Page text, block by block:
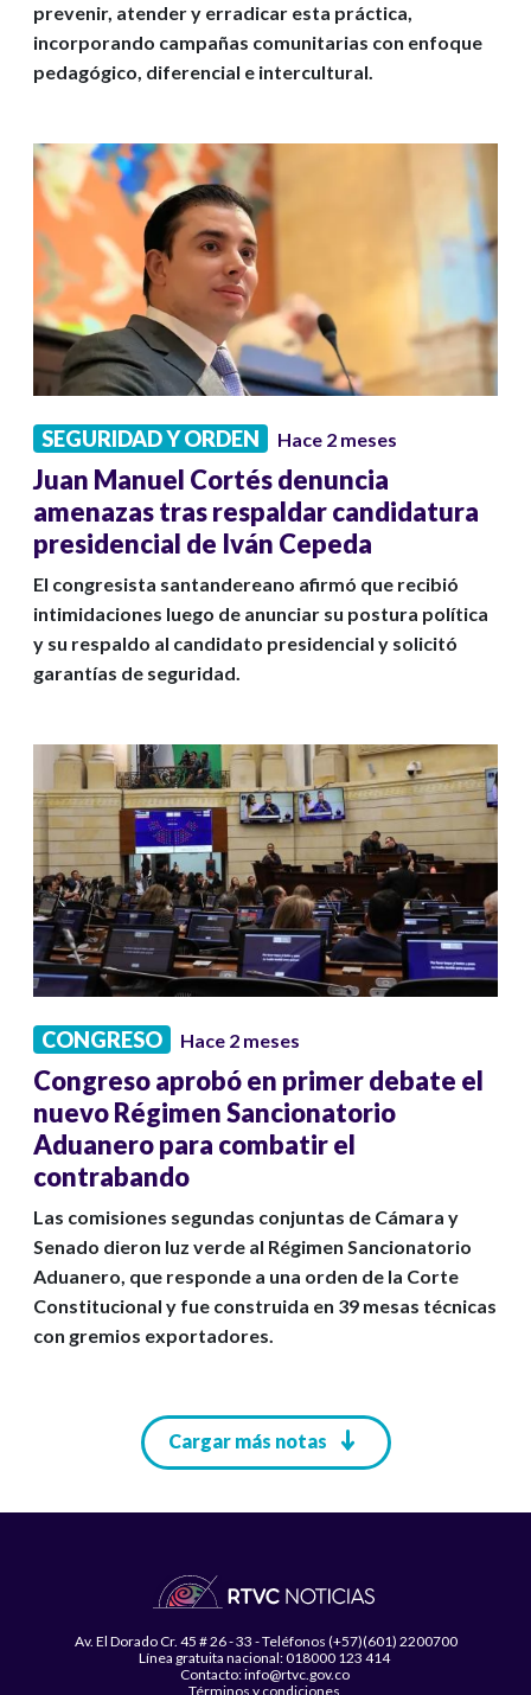
prevenir, atender y erradicar esta práctica,
incorporando campañas comunitarias con enfoque
pedagógico, diferencial e intercultural.
SEGURIDAD Y ORDEN Hace 2 meses
Juan Manuel Cortés denuncia
amenazas tras respaldar candidatura
presidencial de Iván Cepeda
El congresista santandereano afirmó que recibió
intimidaciones luego de anunciar su postura política
y su respaldo al candidato presidencial y solicitó
garantías de seguridad.
CONGRESO Hace 2 meses
Congreso aprobó en primer debate el
nuevo Régimen Sancionatorio
Aduanero para combatir el
contrabando
Las comisiones segundas conjuntas de Cámara y
Senado dieron luz verde al Régimen Sancionatorio
Aduanero, que responde a una orden de la Corte
Constitucional y fue construida en 39 mesas técnicas
con gremios exportadores.
Cargar más notas
Av. El Dorado Cr. 45 # 26 - 33 - Teléfonos (+57)(601) 2200700
Línea gratuita nacional: 018000 123 414
Contacto: info@rtvc.gov.co
Términos y condiciones